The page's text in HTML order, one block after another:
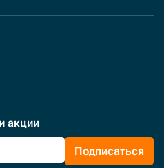
акции
Подписаться